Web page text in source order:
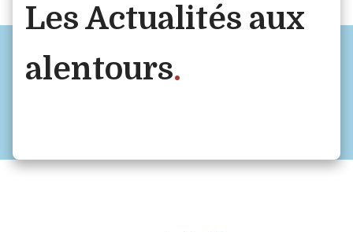
Les Actualités aux
alentours